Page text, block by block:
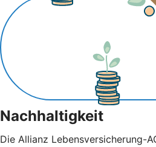
Nachhaltigkeit
Die Allianz Lebensversicherung-